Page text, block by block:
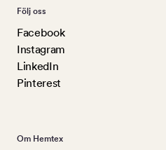
Följ oss
Facebook
Instagram
LinkedIn
Pinterest
Om Hemtex